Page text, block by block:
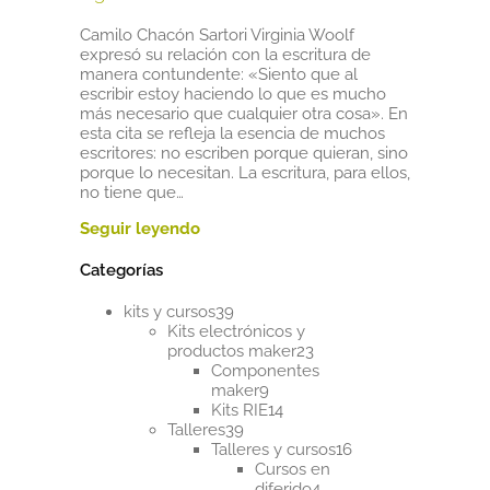
Camilo Chacón Sartori Virginia Woolf
expresó su relación con la escritura de
manera contundente: «Siento que al
escribir estoy haciendo lo que es mucho
más necesario que cualquier otra cosa». En
esta cita se refleja la esencia de muchos
escritores: no escriben porque quieran, sino
porque lo necesitan. La escritura, para ellos,
no tiene que…
Categorías
kits y cursos3939
productos
Kits electrónicos y
productos maker2323
productos
Componentes
maker99
productos
Kits RIE1414
Talleres3939
productos
Talleres y cursos1616
Cursos en